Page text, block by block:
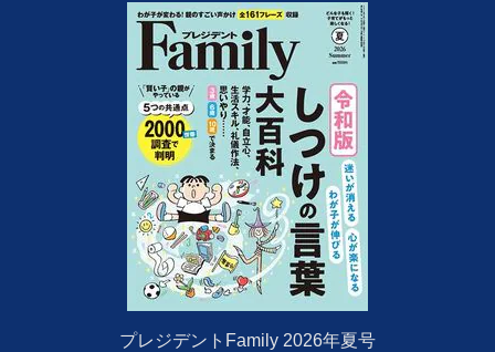
プレジデントFamily 2026年夏号